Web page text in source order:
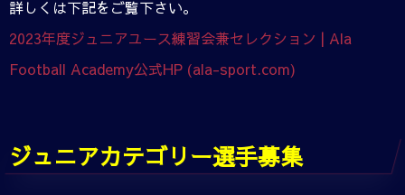
詳しくは下記をご覧下さい。
2023年度ジュニアユース練習会兼セレクション | Ala
Football Academy公式HP (ala-sport.com)
ジュニアカテゴリー選手募集